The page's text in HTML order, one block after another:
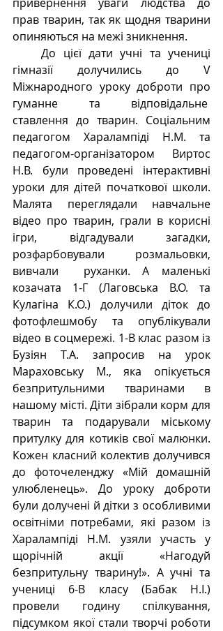
прав тварин, так як щодня тварини
опиняються на межі зникнення.
До цієї дати учні та учениці
гімназії долучились до V
Міжнародного уроку доброти про
гуманне та відповідальне
ставлення до тварин. Соціальним
педагогом Харалампіді Н.М. та
педагогом-організатором Виртос
Н.В. були проведені інтерактивні
уроки для дітей початкової школи.
Малята переглядали навчальне
відео про тварин, грали в корисні
ігри, відгадували загадки,
розфарбовували  розмальовки,
вивчали  руханки. А маленькі
козачата 1-Г (Лаговська В.О. та
Кулагіна К.О.) долучили діток до
фотофлешмобу та опублікували
відео в соцмережі. 1-В клас разом із
Бузіян Т.А. запросив на урок
Мараховську М., яка опікується
безпритульними тваринами в
нашому місті. Діти зібрали корм для
тварин та подарували міському
притулку для котиків свої малюнки.
Кожен класний колектив долучився
до фоточеленджу «Мій домашній
улюбленець». До уроку доброти
були долучені й дітки з особливими
освітніми потребами, які разом із
Харалампіді Н.М. узяли участь у
щорічній акції «Нагодуй
безпритульну тварину!». А учні та
учениці 6-В класу (Бабак Н.І.)
провели годину спілкування,
підсумком якої стали творчі роботи